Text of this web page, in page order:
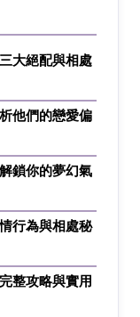
大絕配與相處
他們的戀愛偏
鎖你的夢幻氣
行為與相處秘
整攻略與實用